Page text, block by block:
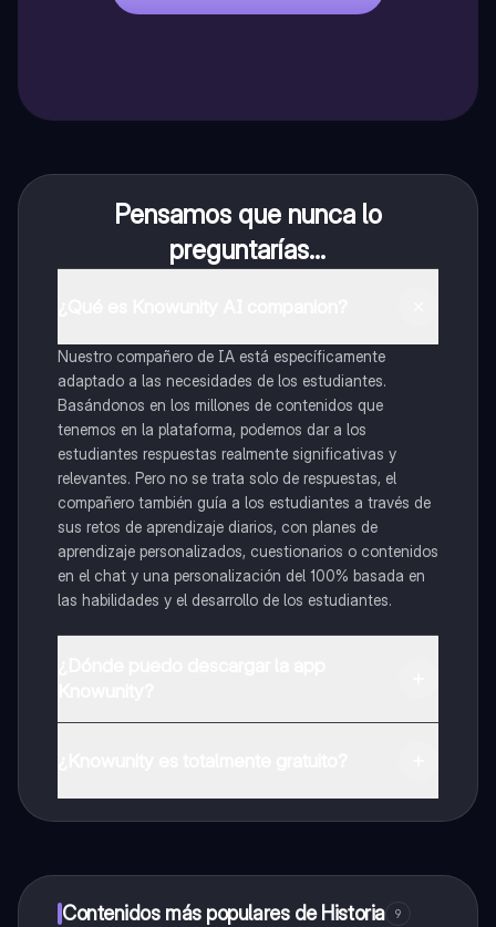
Pensamos que nunca lo
preguntarías...
Nuestro compañero de IA está específicamente
adaptado a las necesidades de los estudiantes.
Basándonos en los millones de contenidos que
tenemos en la plataforma, podemos dar a los
estudiantes respuestas realmente significativas y
relevantes. Pero no se trata solo de respuestas, el
compañero también guía a los estudiantes a través de
sus retos de aprendizaje diarios, con planes de
aprendizaje personalizados, cuestionarios o contenidos
en el chat y una personalización del 100% basada en
las habilidades y el desarrollo de los estudiantes.
a determinadas funciones.
Contenidos más populares de Historia 9